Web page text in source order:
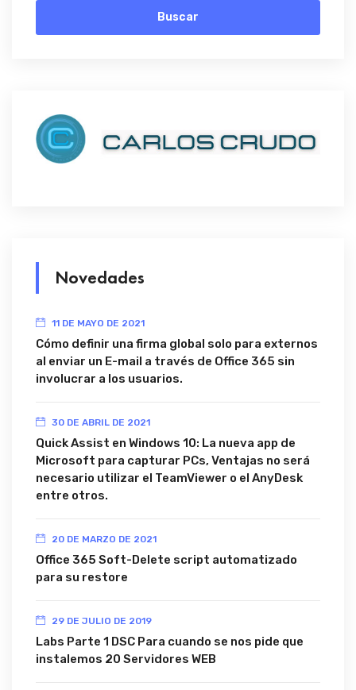
Buscar
Novedades
11 DE MAYO DE 2021
Cómo definir una firma global solo para externos
al enviar un E-mail a través de Office 365 sin
involucrar a los usuarios.
30 DE ABRIL DE 2021
Quick Assist en Windows 10: La nueva app de
Microsoft para capturar PCs, Ventajas no será
necesario utilizar el TeamViewer o el AnyDesk
entre otros.
20 DE MARZO DE 2021
Office 365 Soft-Delete script automatizado
para su restore
29 DE JULIO DE 2019
Labs Parte 1 DSC Para cuando se nos pide que
instalemos 20 Servidores WEB